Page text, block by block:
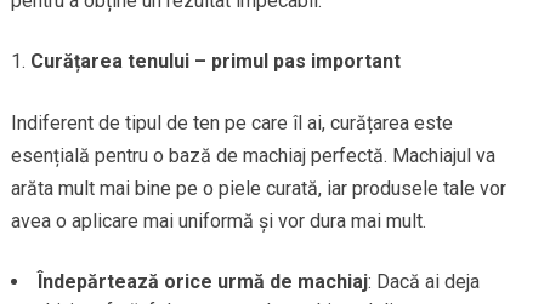
Curățarea tenului – primul pas important
Indiferent de tipul de ten pe care îl ai, curățarea este
esențială pentru o bază de machiaj perfectă. Machiajul va
arăta mult mai bine pe o piele curată, iar produsele tale vor
avea o aplicare mai uniformă și vor dura mai mult.
Îndepărtează orice urmă de machiaj: Dacă ai deja